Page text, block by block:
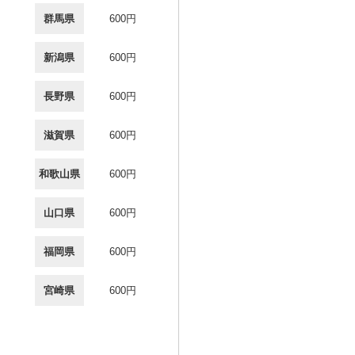
群馬県 600円
新潟県 600円
長野県 600円
滋賀県 600円
和歌山県 600円
山口県 600円
福岡県 600円
宮崎県 600円